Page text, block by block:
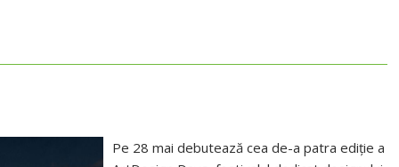
Pe 28 mai debutează cea de-a patra ediție a